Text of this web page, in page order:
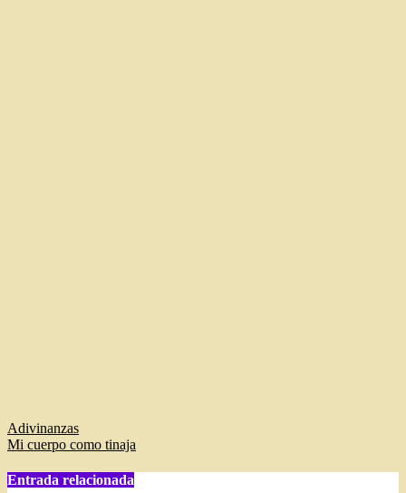
Navegación
de
entradas
Adivinanzas
Mi cuerpo como tinaja
Entrada relacionada